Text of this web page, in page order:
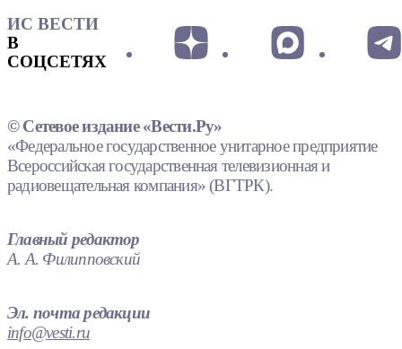
ИС ВЕСТИ
В
СОЦСЕТЯХ
© Сетевое издание «Вести.Ру»
«Федеральное государственное унитарное предприятие
Всероссийская государственная телевизионная и
радиовещательная компания» (ВГТРК).
Главный редактор
А. А. Филипповский
Эл. почта редакции
info@vesti.ru